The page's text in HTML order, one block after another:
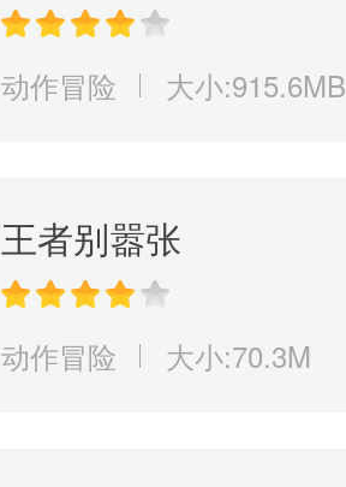
动作冒险 大小:915.6MB
王者别嚣张
动作冒险 大小:70.3M